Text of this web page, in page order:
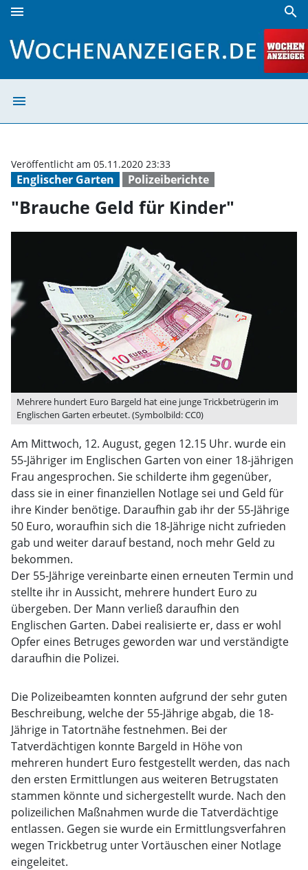
menu search
menu
Englischer Garten Polizeiberichte
Veröffentlicht am 05.11.2020 23:33
"Brauche Geld für Kinder"
Mehrere hundert Euro Bargeld hat eine junge Trickbetrügerin im
Englischen Garten erbeutet. (Symbolbild: CC0)
Am Mittwoch, 12. August, gegen 12.15 Uhr. wurde ein
55-Jähriger im Englischen Garten von einer 18-jährigen
Frau angesprochen. Sie schilderte ihm gegenüber,
dass sie in einer finanziellen Notlage sei und Geld für
ihre Kinder benötige. Daraufhin gab ihr der 55-Jährige
50 Euro, woraufhin sich die 18-Jährige nicht zufrieden
gab und weiter darauf bestand, noch mehr Geld zu
bekommen.
Der 55-Jährige vereinbarte einen erneuten Termin und
stellte ihr in Aussicht, mehrere hundert Euro zu
übergeben. Der Mann verließ daraufhin den
Englischen Garten. Dabei realisierte er, dass er wohl
Opfer eines Betruges geworden war und verständigte
daraufhin die Polizei.
Die Polizeibeamten konnten aufgrund der sehr guten
Beschreibung, welche der 55-Jährige abgab, die 18-
Jährige in Tatortnähe festnehmen. Bei der
Tatverdächtigen konnte Bargeld in Höhe von
mehreren hundert Euro festgestellt werden, das nach
den ersten Ermittlungen aus weiteren Betrugstaten
stammen könnte und sichergestellt wurde. Nach den
polizeilichen Maßnahmen wurde die Tatverdächtige
entlassen. Gegen sie wurde ein Ermittlungsverfahren
wegen Trickbetrug unter Vortäuschen einer Notlage
eingeleitet.